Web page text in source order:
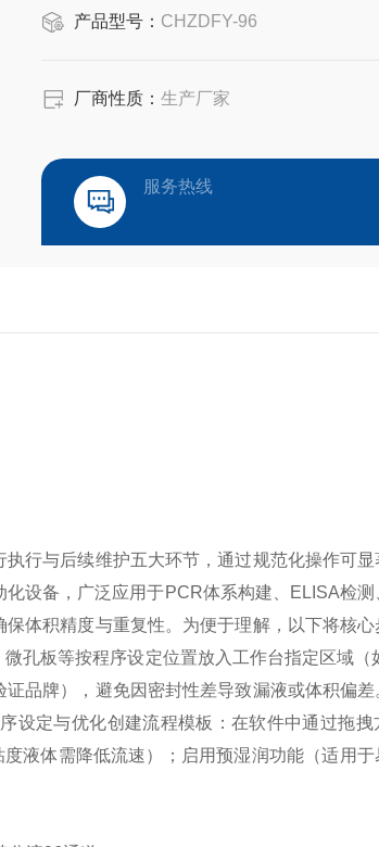
产品型号： CHZDFY-96
厂商性质： 生产厂家
服务热线
行与后续维护五大环节，通过规范化操作可
设备，广泛应用于PCR体系构建、ELISA检
体积精度与重复性。 为便于理解，以下将核
孔板等按程序设定位置放入工作台指定区域（
品牌），避免因密封性差导致漏液或体积偏差
设定与优化创建流程模板：在软件中通过拖拽
液体需降低流速）； 启用预湿润功能（适用于